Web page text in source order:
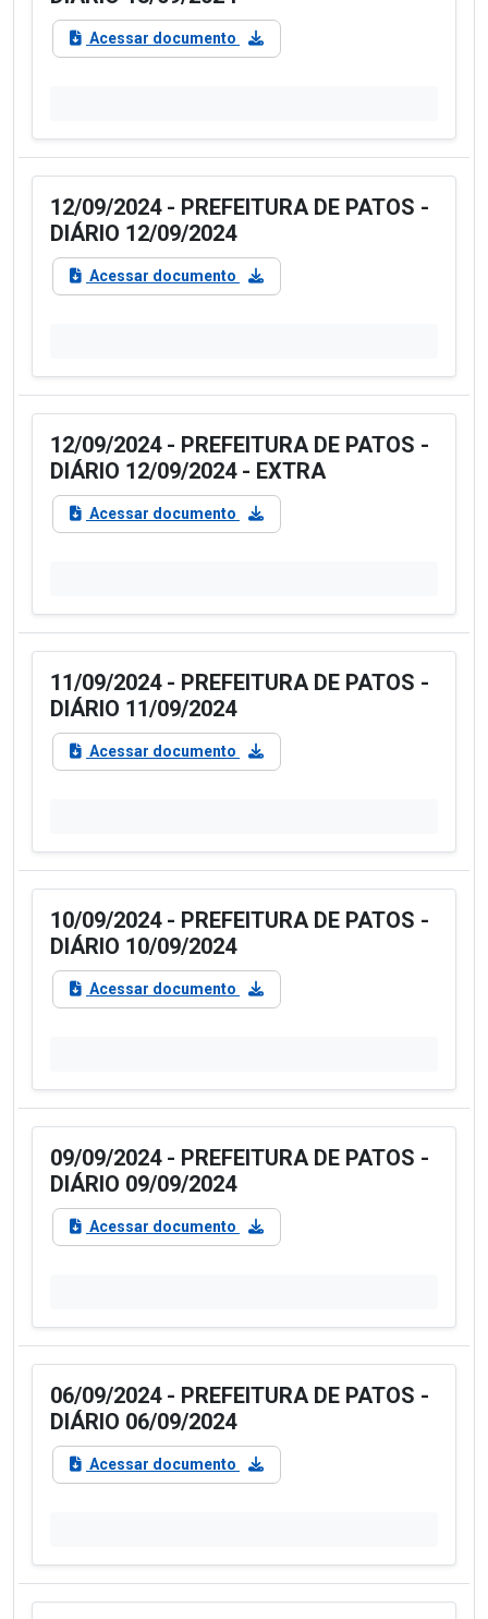
Acessar documento
12/09/2024 - PREFEITURA DE PATOS -
DIÁRIO 12/09/2024
Acessar documento
12/09/2024 - PREFEITURA DE PATOS -
DIÁRIO 12/09/2024 - EXTRA
Acessar documento
11/09/2024 - PREFEITURA DE PATOS -
DIÁRIO 11/09/2024
Acessar documento
10/09/2024 - PREFEITURA DE PATOS -
DIÁRIO 10/09/2024
Acessar documento
09/09/2024 - PREFEITURA DE PATOS -
DIÁRIO 09/09/2024
Acessar documento
06/09/2024 - PREFEITURA DE PATOS -
DIÁRIO 06/09/2024
Acessar documento